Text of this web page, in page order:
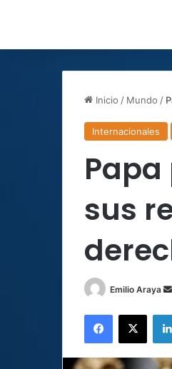
Inicio / Mundo /
Internacionales
sus
Emilio Araya
Facebook
X